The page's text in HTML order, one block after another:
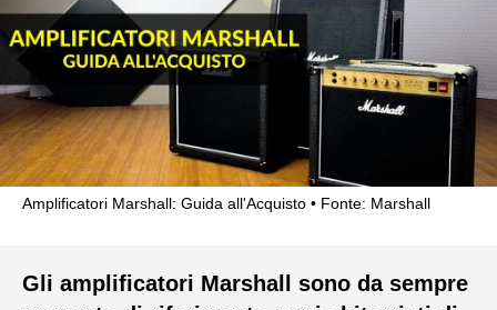
Amplificatori Marshall: Guida all'Acquisto Fonte: Marshall
Gli amplificatori Marshall sono da sempre